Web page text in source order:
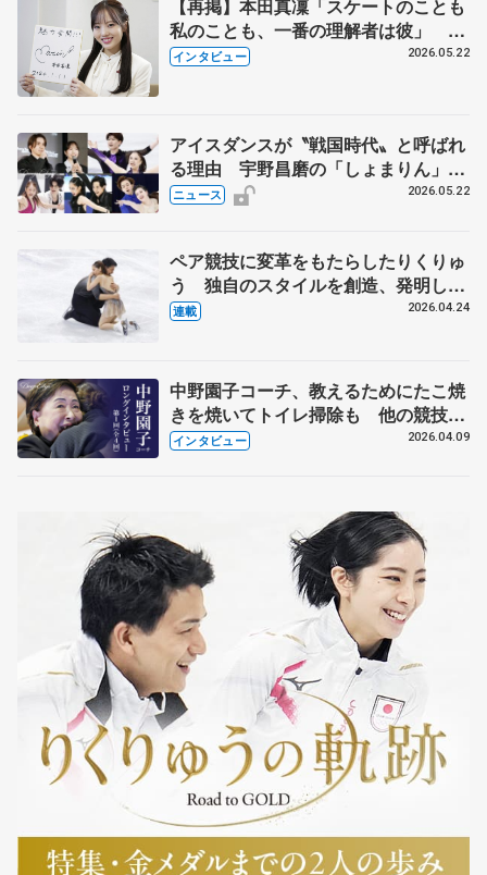
【再掲】本田真凜「スケートのことも
私のことも、一番の理解者は彼」 引
退時の単独インタビューで語った競技
インタビュー 2026.05.22
アイスダンスが〝戦国時代〟と呼ばれ
る理由 宇野昌磨の「しょまりん」ら
実力者が相次いで参戦 国内の競争激
ニュース 2026.05.22
ペア競技に変革をもたらしたりくりゅ
う 独自のスタイルを創造、発明した
【引退発表後②】
連載 2026.04.24
中野園子コーチ、教えるためにたこ焼
きを焼いてトイレ掃除も 他の競技に
も通用するという坂本花織の筋肉
インタビュー 2026.04.09